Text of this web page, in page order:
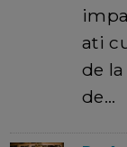
ati
de
de…